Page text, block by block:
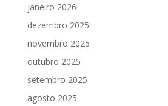
janeiro 2026
dezembro 2025
novembro 2025
outubro 2025
setembro 2025
agosto 2025